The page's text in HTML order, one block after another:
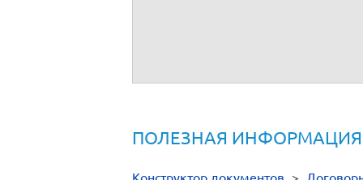
ПОЛЕЗНАЯ ИНФОРМАЦИЯ